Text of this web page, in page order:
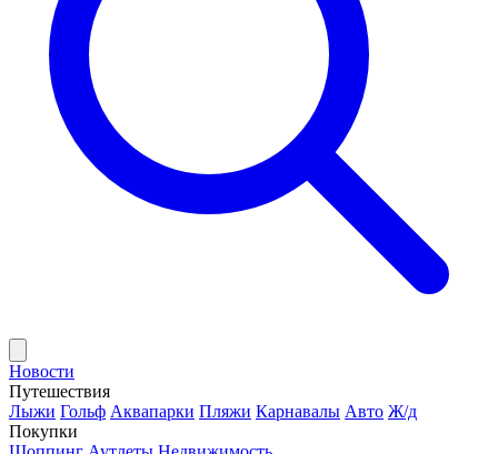
Новости
Путешествия
Лыжи Гольф Аквапарки Пляжи Карнавалы Авто Ж/д
Покупки